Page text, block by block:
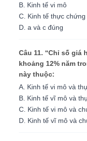
B. Kinh tế vi mô
C. Kinh tế thực chứng
D. a và c đúng
Câu 11. “Chỉ số giá
khoảng 12% năm
này thuộc:
A. Kinh tế vi mô và
B. Kinh tế vĩ mô và
C. Kinh tế vi mô và
D. Kinh tế vĩ mô và